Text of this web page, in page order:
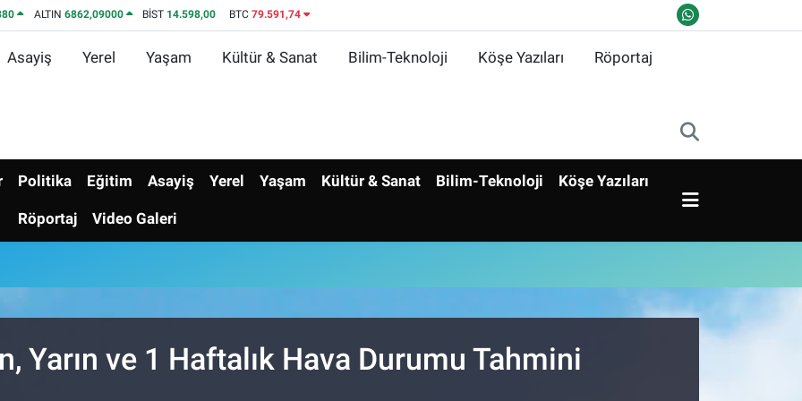
ALTIN 6862,09000 BİST 14.598,00 BTC 79.591,74
Asayiş Yerel Yaşam Kültür & Sanat Bilim-Teknoloji Köşe Yazıları Röportaj
Politika Eğitim Asayiş Yerel Yaşam Kültür & Sanat Bilim-Teknoloji Köşe Yazıları
Röportaj Video Galeri
Yarın ve 1 Haftalık Hava Durumu Tahmini